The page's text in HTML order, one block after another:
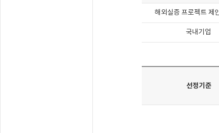
해외실증 프로젝트 제
국내기업
선정기준